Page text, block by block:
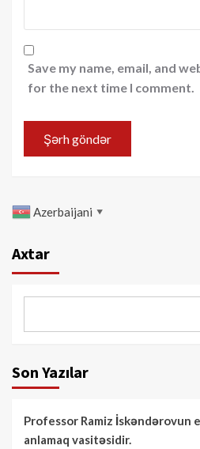
Save my name, email, and
for the next time I comment.
Azerbaijani ▼
Axtar
Son Yazılar
Professor Ramiz İskəndərovun
anlamaq vasitəsidir.